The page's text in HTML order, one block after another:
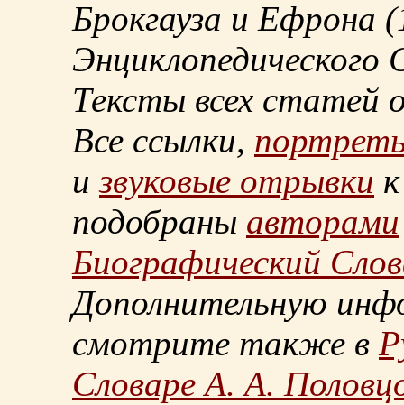
Брокгауза и Ефрона
Энциклопедического
Тексты всех статей
Все ссылки,
извуковые отрывки
подобраны авторами
Биографический
Дополнительную
смотрите также в
Словаре А. А.